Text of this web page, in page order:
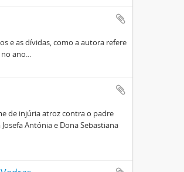
e as dívidas, como a autora refere
ano...
de injúria atroz contra o padre
Antónia e Dona Sebastiana